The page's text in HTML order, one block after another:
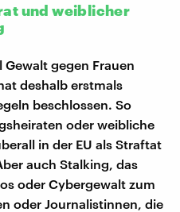
und weiblicher
Gewalt gegen Frauen
deshalb erstmals
beschlossen. So
oder weibliche
in der EU als Straftat
auch Stalking, das
oder Cybergewalt zum
oder Journalistinnen, die